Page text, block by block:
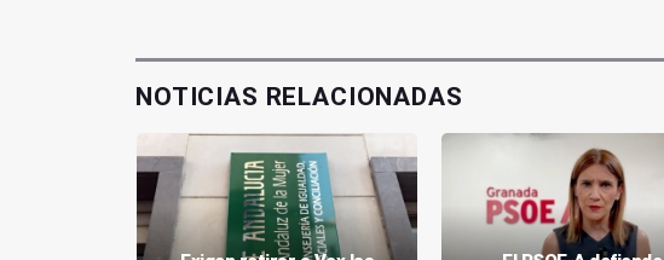
NOTICIAS RELACIONADAS